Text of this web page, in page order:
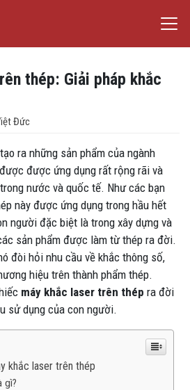
thép: Giải pháp khắc
Đức
ra những sản phẩm của ngành
được ứng dụng rất rộng rãi và
nước và quốc tế. Như các bạn
này được ứng dụng trong hầu hết
người đặc biệt là trong xây dựng và
sản phẩm được làm từ thép ra đời.
đòi hỏi nhu cầu về khắc thông số,
hiệu trên thành phẩm thép.
máy khắc laser trên thép ra đời
sử dụng của con người.
khắc laser trên thép
gì?